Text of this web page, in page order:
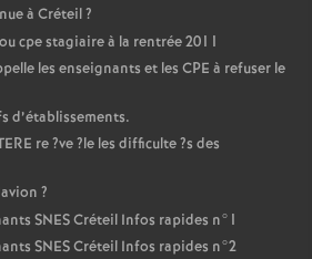
à Créteil?
cpe stagiaire à la rentrée 2011
les enseignants et les CPE à refuser le
d’établissements.
re?ve?le les difficulte?s des
?
SNESCréteil Infos rapides n°1
SNESCréteil Infos rapides n°2